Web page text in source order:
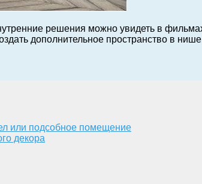
решения можно увидеть в
дополнительное пространство в
или подсобное помещение
декора